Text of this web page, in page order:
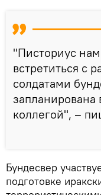
"Писториус
встретиться с
солдатами
запланирована
коллегой", –
Бундесвер
подготовке